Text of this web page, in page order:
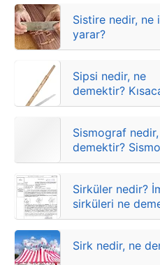
Sistire nedir, ne
yarar?
Sipsi nedir, ne
demektir?
anlamı
Sismograf
demektir?
nasıl çalışır?
Sirküler nedir?
sirküleri ne
Kısaca anlamları
Sirk nedir, ne